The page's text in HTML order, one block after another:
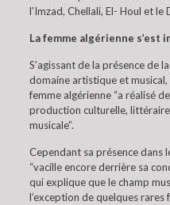
l’Imzad, Chellali, El- Houl et le
La femme algérienne s’est
S’agissant de la présence de
domaine artistique et
femme algérienne “a réalisé
production culturelle,
musicale”.
Cependant sa présence dans
“vacille encore derrière sa
qui explique que le champ
l’exception de quelques